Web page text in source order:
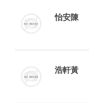
怡安陳
浩軒黃